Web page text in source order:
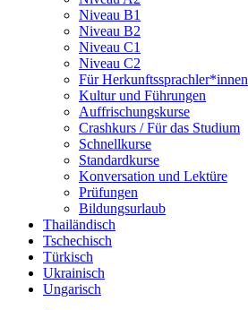
Niveau B1
Niveau B2
Niveau C1
Niveau C2
Für Herkunftssprachler*innen
Kultur und Führungen
Auffrischungskurse
Crashkurs / Für das Studium
Schnellkurse
Standardkurse
Konversation und Lektüre
Prüfungen
Bildungsurlaub
Thailändisch
Tschechisch
Türkisch
Ukrainisch
Ungarisch